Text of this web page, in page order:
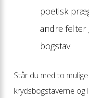
poetisk
andre felter
bogstav.
Står du med to
krydsbogstaverne